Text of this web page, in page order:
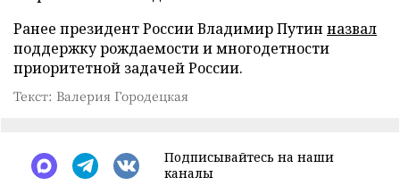
Ранее президент России Владимир Путин назвал
поддержку рождаемости и многодетности
приоритетной задачей России.
Текст: Валерия Городецкая
Подписывайтесь на наши
каналы